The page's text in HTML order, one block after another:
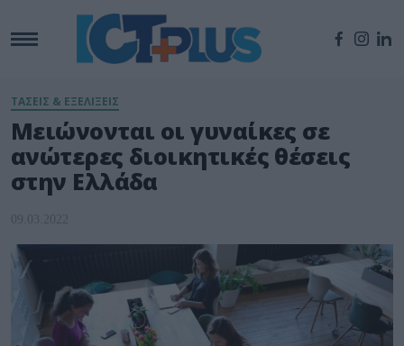
ΤΑΣΕΙΣ & ΕΞΕΛΙΞΕΙΣ
Μειώνονται οι γυναίκες σε
ανώτερες διοικητικές θέσεις
στην Ελλάδα
09.03.2022